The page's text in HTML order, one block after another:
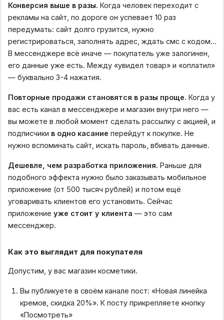
Конверсия выше в разы. Когда человек переходит с
рекламы на сайт, по дороге он успевает 10 раз
передумать: сайт долго грузится, нужно
регистрироваться, заполнять адрес, ждать смс с кодом...
В мессенджере всё иначе — покупатель уже залогинен,
его данные уже есть. Между «увидел товар» и «оплатил»
— буквально 3-4 нажатия.
Повторные продажи становятся в разы проще. Когда у
вас есть канал в мессенджере и магазин внутри него —
вы можете в любой момент сделать рассылку с акцией, и
подписчики в одно касание перейдут к покупке. Не
нужно вспоминать сайт, искать пароль, вбивать данные.
Дешевле, чем разработка приложения. Раньше для
подобного эффекта нужно было заказывать мобильное
приложение (от 500 тысяч рублей) и потом ещё
уговаривать клиентов его установить. Сейчас
приложение уже стоит у клиента — это сам
мессенджер.
Как это выглядит для покупателя
Допустим, у вас магазин косметики.
Вы публикуете в своём канале пост: «Новая линейка
кремов, скидка 20%». К посту прикрепляете кнопку
«Посмотреть»